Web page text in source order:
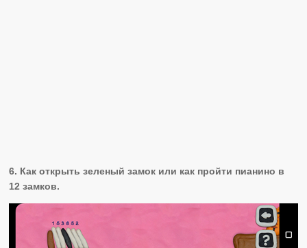
6. Как открыть зеленый замок или как пройти пианино в
12 замков.